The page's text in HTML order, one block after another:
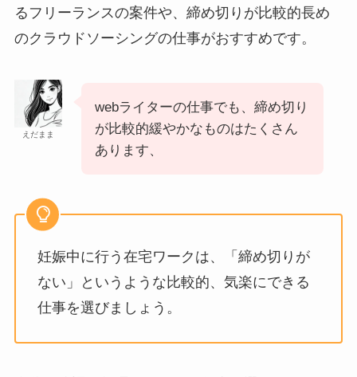
るフリーランスの案件や、締め切りが比較的長め
のクラウドソーシングの仕事がおすすめです。
えだまま
webライターの仕事でも、締め切り
が比較的緩やかなものはたくさん
あります、
妊娠中に行う在宅ワークは、「締め切りが
ない」というような比較的、気楽にできる
仕事を選びましょう。